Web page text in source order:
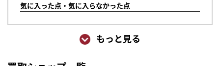
気に入った点・気に入らなかった点
もっと見る